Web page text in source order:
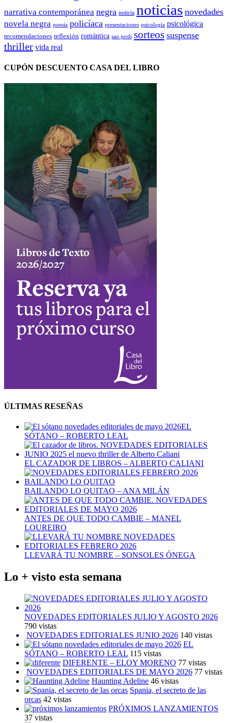
narrativa contemporánea negra noticia noticias novedades
novela negra poesía policíaca presentaciones psicología psicológica
recomendaciones reflexión romántica san jordi sorteos suspense
thriller vida real
CUPÓN DESCUENTO CASA DEL LIBRO
ÚLTIMAS RESEÑAS
EL
SÓTANO – ROBERTO LEAL
EL CAZADOR DE LIBROS – ALBERTO CALIANI
BAILANDO LO QUITAO – ANA MILÁN
ANTES DE QUE TODO CAMBIE – MANEL
LOUREIRO
LLEVARÁ TU NOMBRE – SONSOLES ÓNEGA
Lo + visto esta semana
NOVEDADES EDITORIALES JULIO Y AGOSTO 2026
790 vistas
NOVEDADES EDITORIALES JUNIO 2026 140 vistas
EL
SÓTANO – ROBERTO LEAL 115 vistas
DIFERENTE – ELOY MORENO 77 vistas
NOVEDADES EDITORIALES DE MAYO 2026 77 vistas
Haunting Adeline 46 vistas
Spania, el secreto de las
orcas 42 vistas
PRÓXIMOS LANZAMIENTOS
37 vistas